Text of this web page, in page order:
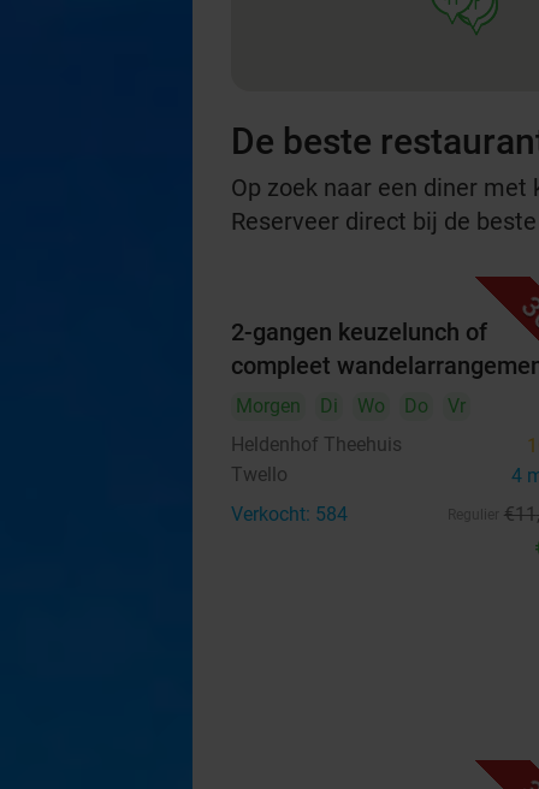
De beste
Op zoek naar een diner
Reserveer direct bij de
2-gangen keuzelunch of
compleet
Morgen Di Wo Do
Vr
Heldenhof Theehuis
Twello 4
Verkocht: 584 €11